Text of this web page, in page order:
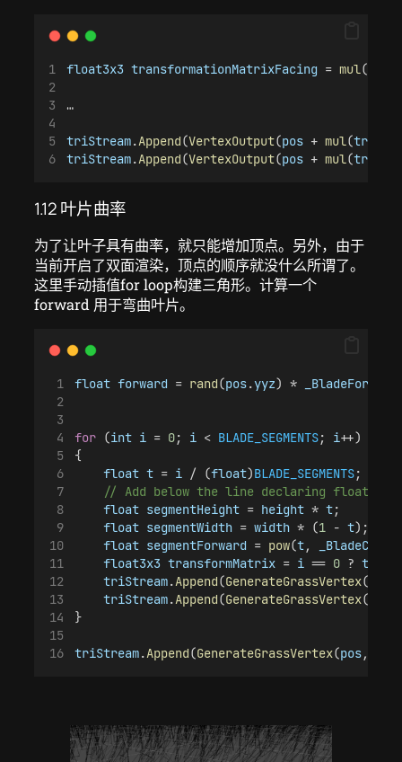
float3x3 transformationMatrixFacing = mul(
…
triStream.Append(VertexOutput(pos + mul(
triStream.Append(VertexOutput(pos + mul(
1.12 叶片曲率
为了让叶子具有曲率，就只能增加顶点。另外，由于
当前开启了双面渲染，顶点的顺序就没什么所谓了。
这里手动插值for loop构建三角形。计算一个
forward 用于弯曲叶片。
float forward = rand(pos.yyz) * _BladeForward
for (int i = 0; i < BLADE_SEGMENTS; i++)
{
float t = i / (float)BLADE_SEGMENTS;
// Add below the line declaring float t.
float segmentHeight = height * t;
float segmentWidth = width * (1 - t);
float segmentForward = pow(t, _BladeCurve
float3x3 transformMatrix = i == 0 ?
triStream.Append(GenerateGrassVertex(
triStream.Append(GenerateGrassVertex(
}
triStream.Append(GenerateGrassVertex(pos,